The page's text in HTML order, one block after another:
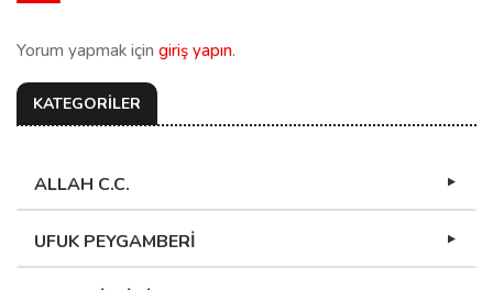
Yorum yapmak için giriş yapın.
KATEGORİLER
ALLAH C.C.
UFUK PEYGAMBERİ